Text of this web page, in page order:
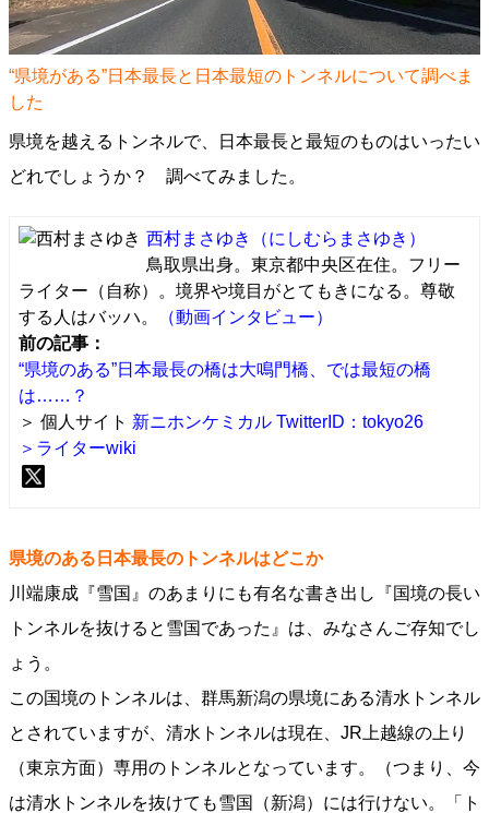
“県境がある”日本最長と日本最短のトンネルについて調べま
した
県境を越えるトンネルで、日本最長と最短のものはいったい
どれでしょうか？ 調べてみました。
西村まさゆき
（にしむらまさゆき）
鳥取県出身。東京都中央区在住。フリー
ライター（自称）。境界や境目がとてもきになる。尊敬
する人はバッハ。
（動画インタビュー）
前の記事：
“県境のある”日本最長の橋は大鳴門橋、では最短の橋
は……？
＞ 個人サイト 新ニホンケミカル TwitterID：tokyo26
＞ライターwiki
県境のある日本最長のトンネルはどこか
川端康成『雪国』のあまりにも有名な書き出し『国境の長い
トンネルを抜けると雪国であった』は、みなさんご存知でし
ょう。
この国境のトンネルは、群馬新潟の県境にある清水トンネル
とされていますが、清水トンネルは現在、JR上越線の上り
（東京方面）専用のトンネルとなっています。（つまり、今
は清水トンネルを抜けても雪国（新潟）には行けない。「ト